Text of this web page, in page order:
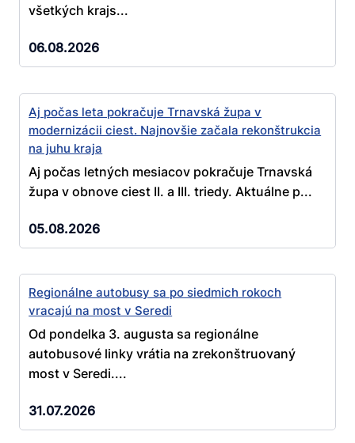
všetkých krajs...
06.08.2026
Aj počas leta pokračuje Trnavská župa v
modernizácii ciest. Najnovšie začala rekonštrukcia
na juhu kraja
Aj počas letných mesiacov pokračuje Trnavská
župa v obnove ciest II. a III. triedy. Aktuálne p...
05.08.2026
Regionálne autobusy sa po siedmich rokoch
vracajú na most v Seredi
Od pondelka 3. augusta sa regionálne
autobusové linky vrátia na zrekonštruovaný
most v Seredi....
31.07.2026